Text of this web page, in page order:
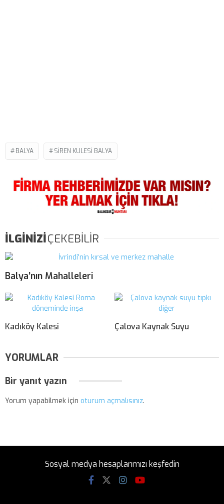
BALYA SIREN KULESI BALYA
İLGİNİZİÇEKEBİLİR
Balya’nın Mahalleleri
Kadıköy Kalesi Çalova Kaynak Suyu
YORUMLAR
Bir yanıt yazın
Yorum yapabilmek için oturum açmalısınız.
Sosyal medya hesaplarımızı keşfedin